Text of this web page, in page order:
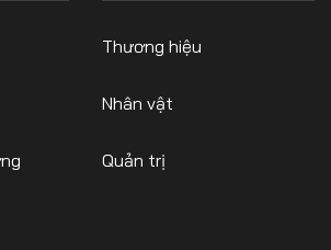
Thương hiệu
Nhân vật
Quản trị